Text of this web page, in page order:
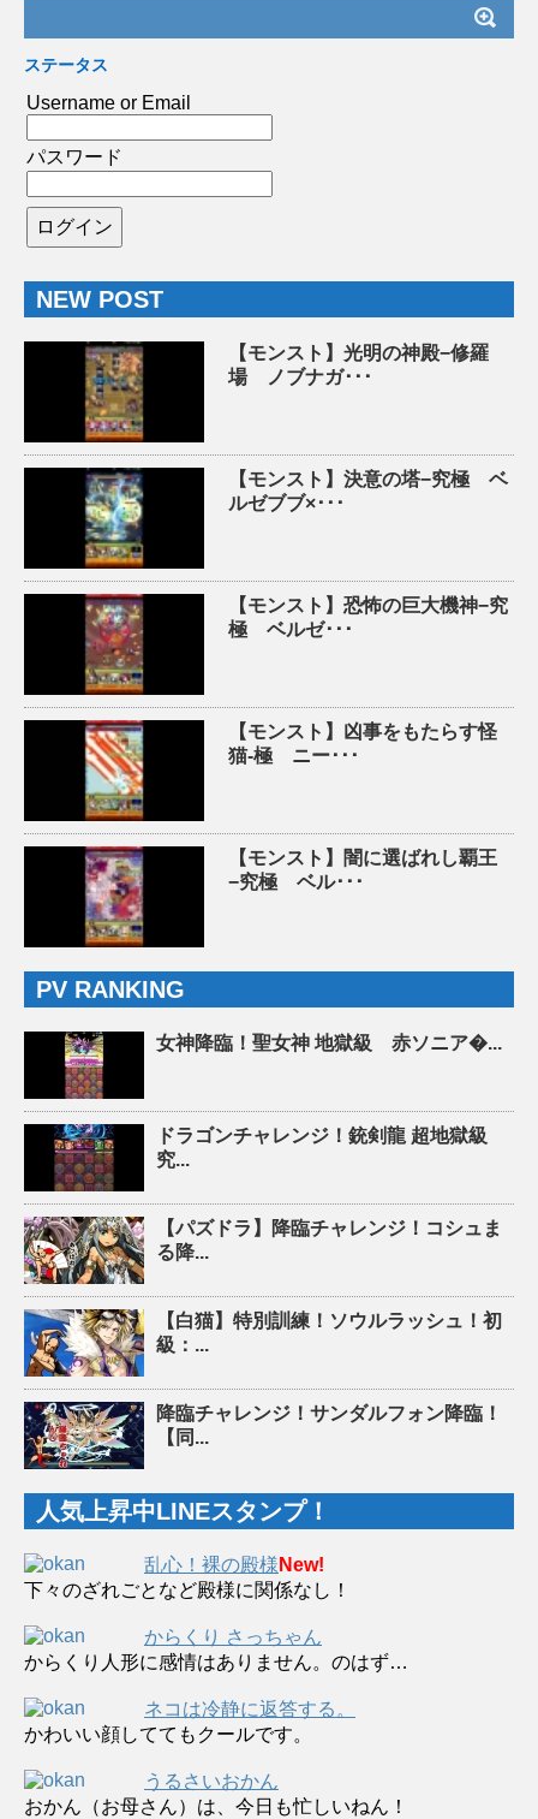
ステータス
Username or Email
パスワード
NEW POST
【モンスト】光明の神殿−修羅
場 ノブナガ･･･
【モンスト】決意の塔−究極 ベ
ルゼブブ×･･･
【モンスト】恐怖の巨大機神−究
極 ベルゼ･･･
【モンスト】凶事をもたらす怪
猫-極 ニー･･･
【モンスト】闇に選ばれし覇王
−究極 ベル･･･
PV RANKING
女神降臨！聖女神 地獄級 赤ソニア�...
ドラゴンチャレンジ！銃剣龍 超地獄級
究...
【パズドラ】降臨チャレンジ！コシュま
る降...
【白猫】特別訓練！ソウルラッシュ！初
級：...
降臨チャレンジ！サンダルフォン降臨！
【同...
人気上昇中LINEスタンプ！
乱心！裸の殿様 New!
下々のざれごとなど殿様に関係なし！
からくり さっちゃん
からくり人形に感情はありません。のはず…
ネコは冷静に返答する。
かわいい顔しててもクールです。
うるさいおかん
おかん（お母さん）は、今日も忙しいねん！